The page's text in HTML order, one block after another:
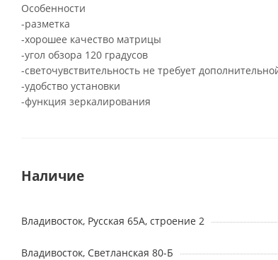
Особенности
-разметка
-хорошее качество матрицы
-угол обзора 120 градусов
-светочувствительность не требует
-удобство установки
-функция зеркалирования
Наличие
Владивосток, Русская 65А, строение 2
Владивосток, Светланская 80-Б